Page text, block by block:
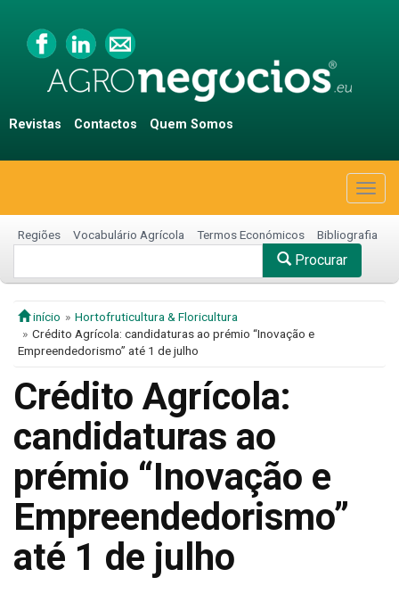
Revistas Contactos Quem Somos
Regiões Vocabulário Agrícola Termos Económicos Bibliografia
Procurar
início
Hortofruticultura & Floricultura
Crédito Agrícola: candidaturas ao prémio “Inovação e
Empreendedorismo” até 1 de julho
Crédito Agrícola:
candidaturas ao
prémio “Inovação e
Empreendedorismo”
até 1 de julho